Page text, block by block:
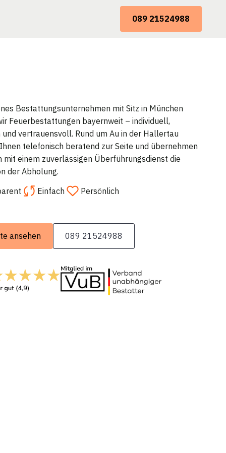
089 21524988
Bestattungsunternehmen mit Sitz in München
Feuerbestattungen bayernweit – individuell,
vertrauensvoll. Rund um Au in der Hallertau
telefonisch beratend zur Seite und übernehmen
mit einem zuverlässigen Überführungsdienst die
der Abholung.
Einfach Persönlich
ansehen 089 21524988